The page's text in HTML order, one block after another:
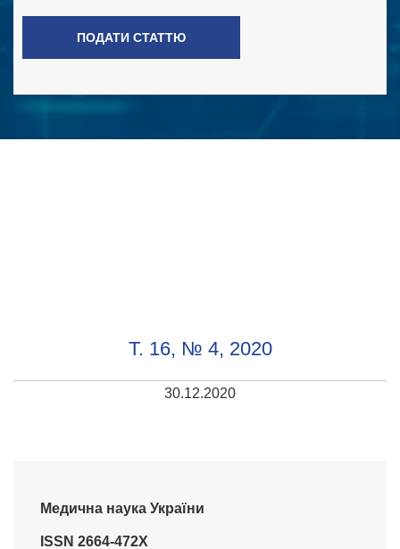
ПОДАТИ СТАТТЮ
Т. 16, № 4, 2020
30.12.2020
Медична наука України
ISSN 2664-472X